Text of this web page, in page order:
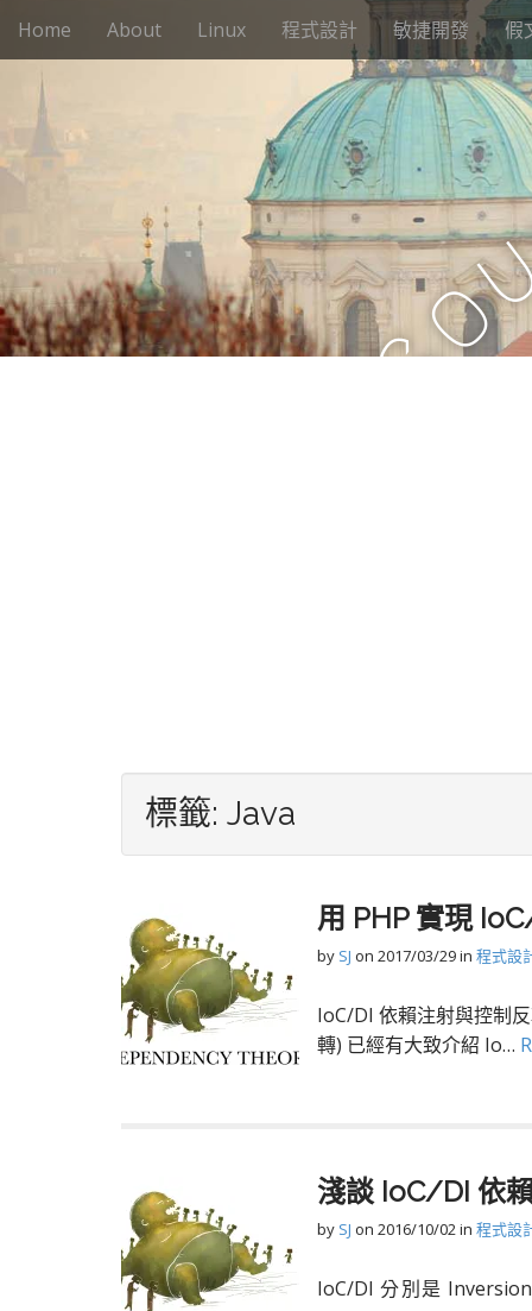
M
e
i
c
n
t
Home About Linux 程式設計 敏捷開發 假
S
o
標籤: Java
用 PHP 實現
by SJ on 2017/03/29in 程式設
IoC/DI 依賴注射與控制
轉) 已經有大致介紹 Io…
淺談 IoC/DI 依
by SJ on 2016/10/02in 程式設
IoC/DI 分別是